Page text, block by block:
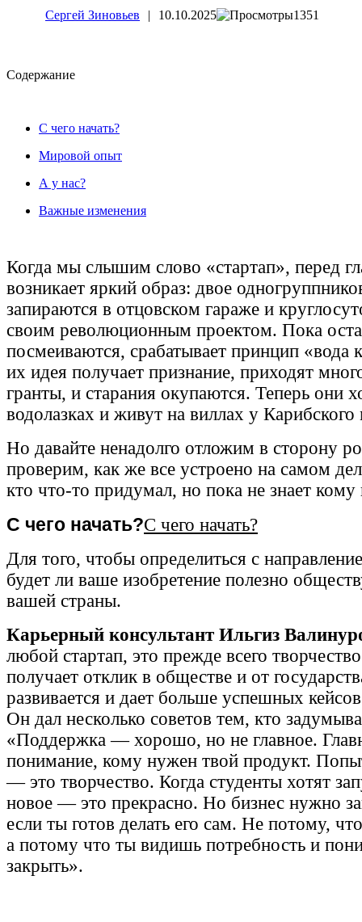
Сергей Зиновьев | 10.10.2025 1351
Cодержание
С чего начать?
Мировой опыт
А у нас?
Важные изменения
Когда мы слышим слово «стартап», перед
возникает яркий образ: двое
запираются в отцовском гараже и
своим революционным проектом. Пока
посмеиваются, срабатывает принцип «вода
их идея получает признание, приходят
гранты, и старания окупаются. Теперь они
водолазках и живут на виллах у
Но давайте ненадолго отложим в сторону
проверим, как же все устроено на самом
кто что-то придумал, но пока не знает кому
С чего начать?С чего начать?
Для того, чтобы определиться с
будет ли ваше изобретение полезно
вашей страны.
Карьерный консультант Ильгиз
любой стартап, это прежде всего
получает отклик в обществе и от
развивается и дает больше успешных
Он дал несколько советов тем, кто
«Поддержка — хорошо, но не главное.
понимание, кому нужен твой продукт.
— это творчество. Когда студенты хотят
новое — это прекрасно. Но бизнес нужно
если ты готов делать его сам. Не потому,
а потому что ты видишь потребность и
закрыть».